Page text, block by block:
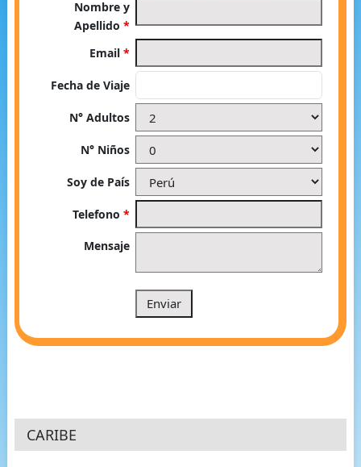
Nombre y
Apellido*
Email*
Fecha de Viaje
N° Adultos
N° Niños
Soy de País
Telefono*
Mensaje
CARIBE